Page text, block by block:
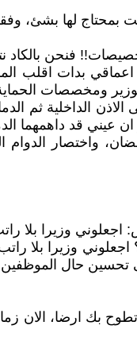
لها بشئ،
فنحن
اعماقي بدات اقلب
ومخصصات
الداخلية ثم
عيني قد داهمهما
واختصار
وزيرا بلا
وزيرا بلا
تحسين حال
بك ارضا، الان